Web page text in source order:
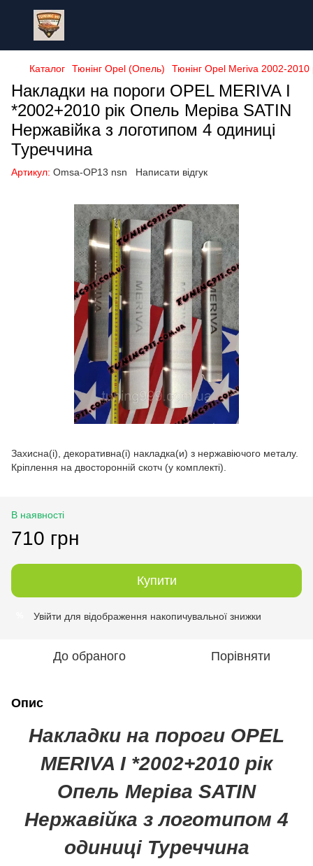
Каталог Тюнінг Opel (Опель) Тюнінг Opel Meriva 2002-2010
Накладки на пороги OPEL MERIVA I
*2002+2010 рік Опель Меріва SATIN
Нержавійка з логотипом 4 одиниці
Туреччина
Артикул: Omsa-OP13 nsn Написати відгук
Захисна(і), декоративна(і) накладка(и) з нержавіючого металу.
Кріплення на двосторонній скотч (у комплекті).
В наявності
710 грн
Купити
Увійти для відображення накопичувальної знижки
До обраного Порівняти
Опис
Накладки на пороги OPEL
MERIVA I *2002+2010 рік
Опель Меріва SATIN
Нержавійка з логотипом 4
одиниці Туреччина